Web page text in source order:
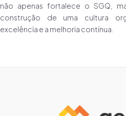
não apenas fortalece o SGQ,
construção de uma cultura
excelência e a melhoria contínua.